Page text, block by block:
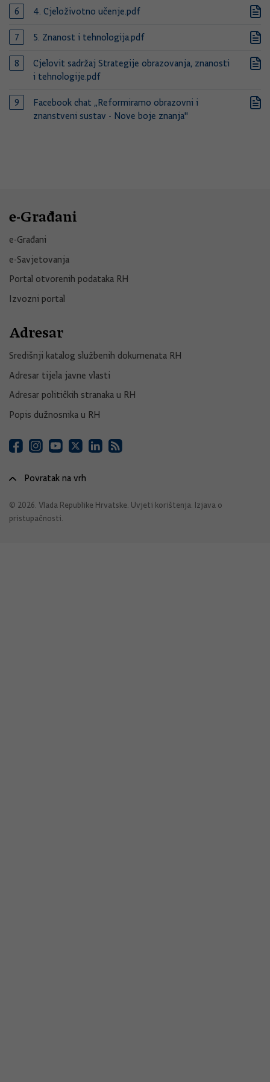
4. Cjeloživotno učenje.pdf
5. Znanost i tehnologija.pdf
Cjelovit sadržaj Strategije obrazovanja, znanosti
i tehnologije.pdf
Facebook chat „Reformiramo obrazovni i
znanstveni sustav - Nove boje znanja"
e-Građani
e-Građani
e-Savjetovanja
Portal otvorenih podataka RH
Izvozni portal
Adresar
Središnji katalog službenih dokumenata RH
Adresar tijela javne vlasti
Adresar političkih stranaka u RH
Popis dužnosnika u RH
Povratak na vrh
© 2026. Vlada Republike Hrvatske. Uvjeti korištenja Izjava o
pristupačnosti